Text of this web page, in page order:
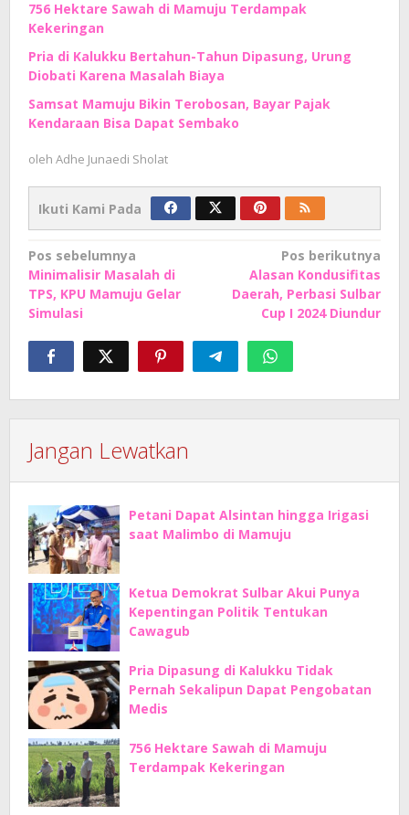
756 Hektare Sawah di Mamuju Terdampak
Kekeringan
Pria di Kalukku Bertahun-Tahun Dipasung, Urung
Diobati Karena Masalah Biaya
Samsat Mamuju Bikin Terobosan, Bayar Pajak
Kendaraan Bisa Dapat Sembako
oleh Adhe Junaedi Sholat
Ikuti Kami Pada
Navigasi
pos
Pos sebelumnya
Minimalisir Masalah di
TPS, KPU Mamuju Gelar
Simulasi
Pos berikutnya
Alasan Kondusifitas
Daerah, Perbasi Sulbar
Cup I 2024 Diundur
Jangan Lewatkan
Petani Dapat Alsintan hingga Irigasi
saat Malimbo di Mamuju
Ketua Demokrat Sulbar Akui Punya
Kepentingan Politik Tentukan
Cawagub
Pria Dipasung di Kalukku Tidak
Pernah Sekalipun Dapat Pengobatan
Medis
756 Hektare Sawah di Mamuju
Terdampak Kekeringan